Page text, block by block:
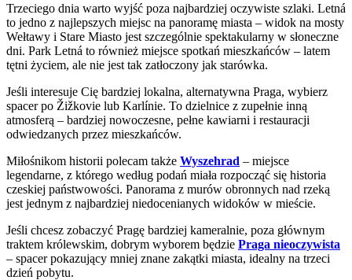
Trzeciego dnia warto wyjść poza najbardziej oczywiste szlaki. Letná
to jedno z najlepszych miejsc na panoramę miasta – widok na mosty
Wełtawy i Stare Miasto jest szczególnie spektakularny w słoneczne
dni. Park Letná to również miejsce spotkań mieszkańców – latem
tętni życiem, ale nie jest tak zatłoczony jak starówka.
Jeśli interesuje Cię bardziej lokalna, alternatywna Praga, wybierz
spacer po Žižkovie lub Karlínie. To dzielnice z zupełnie inną
atmosferą – bardziej nowoczesne, pełne kawiarni i restauracji
odwiedzanych przez mieszkańców.
Miłośnikom historii polecam także Wyszehrad – miejsce
legendarne, z którego według podań miała rozpocząć się historia
czeskiej państwowości. Panorama z murów obronnych nad rzeką
jest jednym z najbardziej niedocenianych widoków w mieście.
Jeśli chcesz zobaczyć Pragę bardziej kameralnie, poza głównym
traktem królewskim, dobrym wyborem będzie Praga nieoczywista
– spacer pokazujący mniej znane zakątki miasta, idealny na trzeci
dzień pobytu.